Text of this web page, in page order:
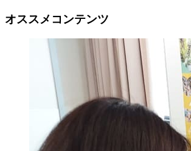
オススメコンテンツ